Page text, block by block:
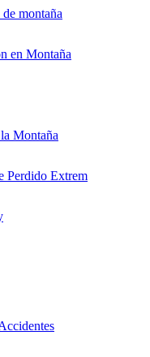
montaña
en Montaña
Montaña
Perdido Extrem